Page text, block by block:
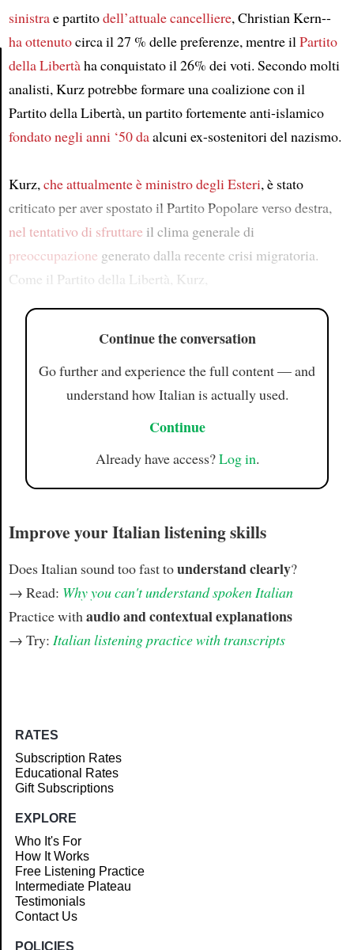
Article
sinistrae partitodell’attuale cancelliere, Christian Kern--
ha ottenutocirca il 27 % delle preferenze, mentre ilPartito
della Libertàha conquistato il 26% dei voti. Secondo molti
analisti, Kurz potrebbe formare una coalizione con il
Partito della Libertà, un partito fortemente anti-islamico
fondato negli anni ‘50 daalcuni ex-sostenitori del nazismo.
Kurz,che attualmente è ministro degli Esteri, è stato
criticato per aver spostato il Partito Popolare verso destra,
nel tentativo di sfruttareil clima generale di
preoccupazione generato dalla recente crisi migratoria.
Come il Partito della Libertà, Kurz,
Continue the conversation
Go further and experience the full content — and
understand how Italian is actually used.
Continue
Already have access?Log in.
Improve your Italian listening skills
Does Italian sound too fast tounderstand clearly?
→ Read: Why you can't understand spoken Italian
Practice with audio and contextual explanations
→ Try: Italian listening practice with transcripts
RATES
Subscription Rates
Educational Rates
Gift Subscriptions
EXPLORE
Who It's For
How It Works
Free Listening Practice
Intermediate Plateau
Testimonials
Contact Us
POLICIES